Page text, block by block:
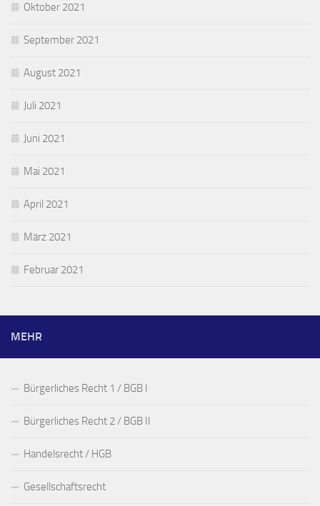
Oktober 2021
September 2021
August 2021
Juli 2021
Juni 2021
Mai 2021
April 2021
März 2021
Februar 2021
MEHR
Bürgerliches Recht 1 / BGB I
Bürgerliches Recht 2 / BGB II
Handelsrecht / HGB
Gesellschaftsrecht